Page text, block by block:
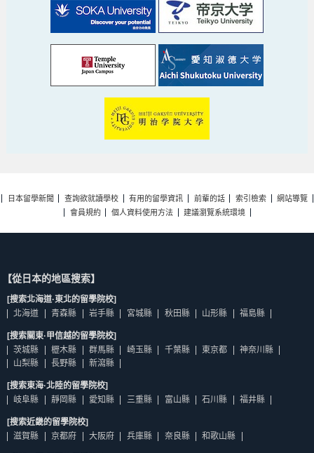
日本留學新聞 查詢欲就讀學校 有用的留學資訊 前輩的話 索引檢索
網站導覽
會員規約
個人資料使用方法 建議瀏覽系統環境
【從日本的地區搜索】
[搜索北海道·東北的留學院校]
北海道
青森縣 岩手縣 宮城縣 秋田縣 山形縣 福島縣
[搜索關東·甲信越的留學院校]
茨城縣
櫪木縣 群馬縣 崎玉縣 千葉縣 東京都
神奈川縣
山梨縣
長野縣 新瀉縣
[搜索東海·北陸的留學院校]
岐阜縣
靜岡縣 愛知縣 三重縣 富山縣 石川縣 福井縣
[搜索近畿的留學院校]
滋賀縣
京都府 大阪府 兵庫縣 奈良縣 和歌山縣